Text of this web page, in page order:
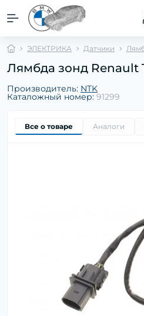
ЭЛЕКТРИКА Датчики
Лямбда зонд Renault
Производитель: NTK
Каталожный номер: 91299
Все о товаре Аналоги